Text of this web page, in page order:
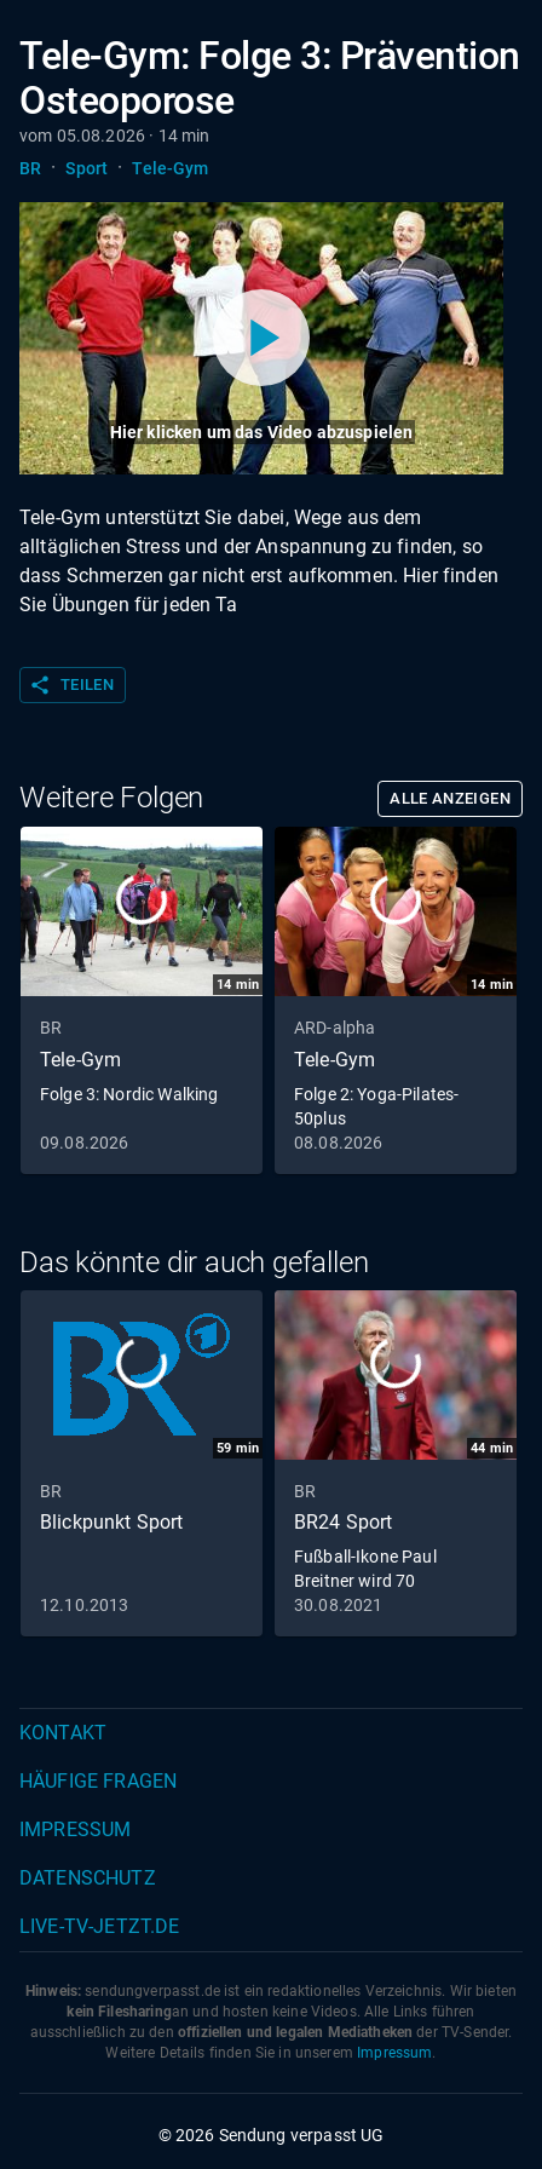
Tele-Gym: Folge 3: Prävention
Osteoporose
vom 05.08.2026 · 14 min
BR
· Sport · Tele-Gym
Hier klicken um das Video abzuspielen
Tele-Gym unterstützt Sie dabei, Wege aus dem
alltäglichen Stress und der Anspannung zu finden, so
dass Schmerzen gar nicht erst aufkommen. Hier finden
Sie Übungen für jeden Ta
share TEILEN
Weitere Folgen ALLE ANZEIGEN
14 min
BR
Tele-Gym
Folge 3: Nordic Walking
09.08.2026
14 min
ARD-alpha
Tele-Gym
Folge 2: Yoga-Pilates-
50plus
08.08.2026
Das könnte dir auch gefallen
59 min
BR
Blickpunkt Sport
12.10.2013
44 min
BR
BR24 Sport
Fußball-Ikone Paul
Breitner wird 70
30.08.2021
KONTAKT
HÄUFIGE FRAGEN
IMPRESSUM
DATENSCHUTZ
LIVE-TV-JETZT.DE
Hinweis: sendungverpasst.de ist ein redaktionelles Verzeichnis. Wir bieten
kein Filesharingan und hosten keine Videos. Alle Links führen
ausschließlich zu den offiziellen und legalen Mediatheken der TV-Sender.
Weitere Details finden Sie in unserem Impressum.
© 2026 Sendung verpasst UG